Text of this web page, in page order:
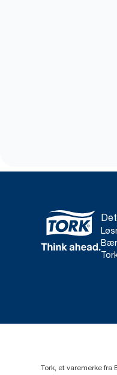
Tork, et varemerke